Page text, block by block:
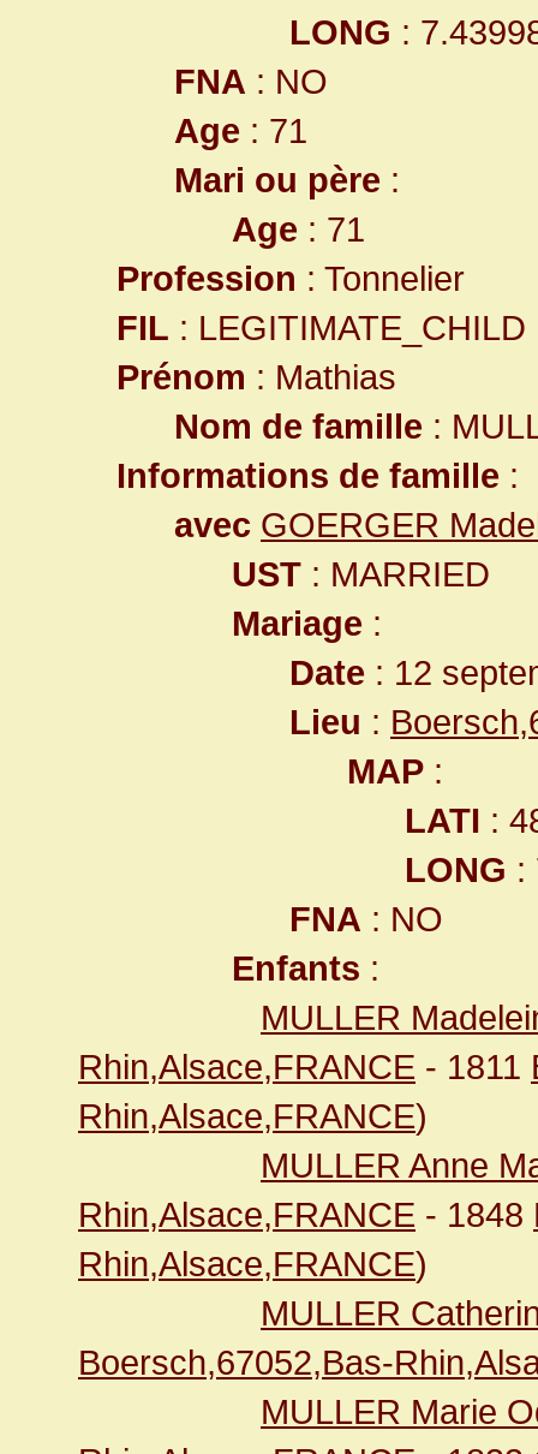
LONG :
FNA : NO
Age : 71
Mari ou père :
Age : 71
Profession : Tonnelier
FIL : LEGITIMATE_CHILD
Prénom : Mathias
Nom de famille :
Informations de famille :
avec GOERGER
UST : MARRIED
Mariage :
Date : 12
Lieu :
MAP :
LATI :
LONG :
FNA : NO
Enfants :
MULLER
Rhin,Alsace,FRANCE - 1811
Rhin,Alsace,FRANCE)
MULLER Anne
Rhin,Alsace,FRANCE - 1848
Rhin,Alsace,FRANCE)
MULLER
Boersch,67052,Bas-
MULLER Marie